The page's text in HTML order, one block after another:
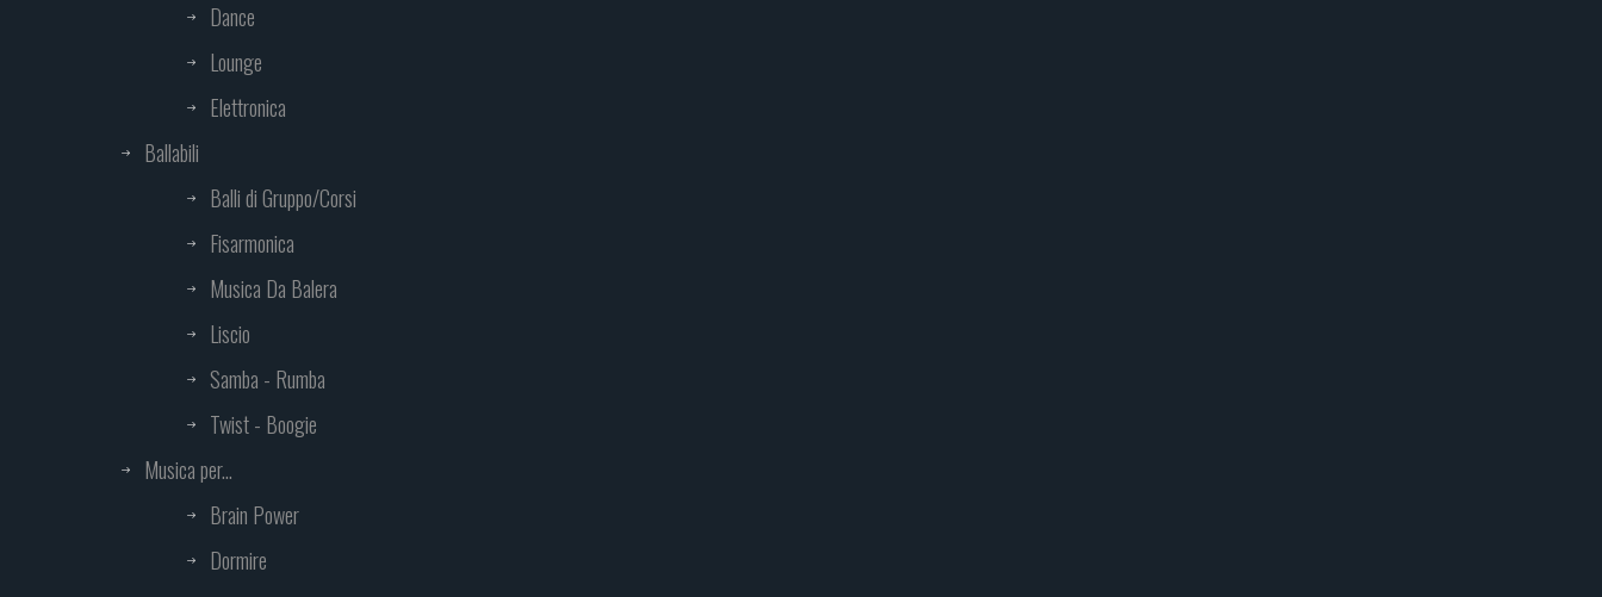
Dance
Lounge
Elettronica
Ballabili
Balli di Gruppo/Corsi
Fisarmonica
Musica Da Balera
Liscio
Samba - Rumba
Twist - Boogie
Musica per...
Brain Power
Dormire